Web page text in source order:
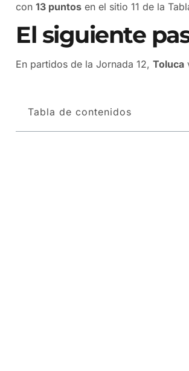
con 13 puntos en el sitio 11 de la
El siguiente
En partidos de la Jornada 12, Toluca
Tabla de contenidos